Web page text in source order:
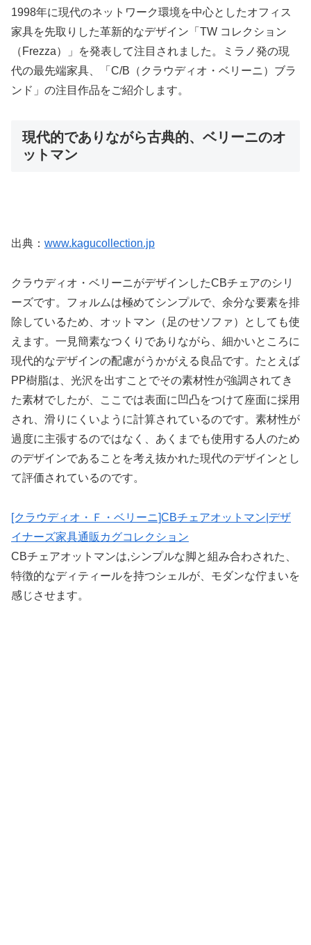
1998年に現代のネットワーク環境を中心としたオフィス
家具を先取りした革新的なデザイン「TW コレクション
（Frezza）」を発表して注目されました。ミラノ発の現
代の最先端家具、「C/B（クラウディオ・ベリーニ）ブラ
ンド」の注目作品をご紹介します。
現代的でありながら古典的、ベリーニのオ
ットマン
出典： www.kagucollection.jp
クラウディオ・ベリーニがデザインしたCBチェアのシリ
ーズです。フォルムは極めてシンプルで、余分な要素を排
除しているため、オットマン（足のせソファ）としても使
えます。一見簡素なつくりでありながら、細かいところに
現代的なデザインの配慮がうかがえる良品です。たとえば
PP樹脂は、光沢を出すことでその素材性が強調されてき
た素材でしたが、ここでは表面に凹凸をつけて座面に採用
され、滑りにくいように計算されているのです。素材性が
過度に主張するのではなく、あくまでも使用する人のため
のデザインであることを考え抜かれた現代のデザインとし
て評価されているのです。
[クラウディオ・Ｆ・ベリーニ]CBチェアオットマン|デザ
イナーズ家具通販カグコレクション
CBチェアオットマンは,シンプルな脚と組み合わされた、
特徴的なディティールを持つシェルが、モダンな佇まいを
感じさせます。